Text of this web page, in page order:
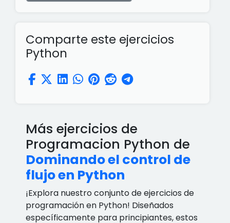
Comparte este ejercicios
Python
Más ejercicios de
Programacion Python de
Dominando el control de
flujo en Python
¡Explora nuestro conjunto de ejercicios de
programación en Python! Diseñados
específicamente para principiantes, estos